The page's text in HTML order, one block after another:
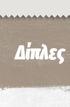
Δίπλες